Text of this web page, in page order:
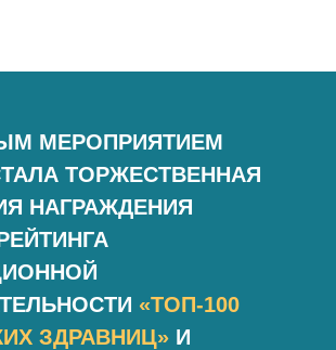
МЕРОПРИЯТИЕМ
ТОРЖЕСТВЕННАЯ
НАГРАЖДЕНИЯ
«ТОП-100
ЗДРАВНИЦ» И